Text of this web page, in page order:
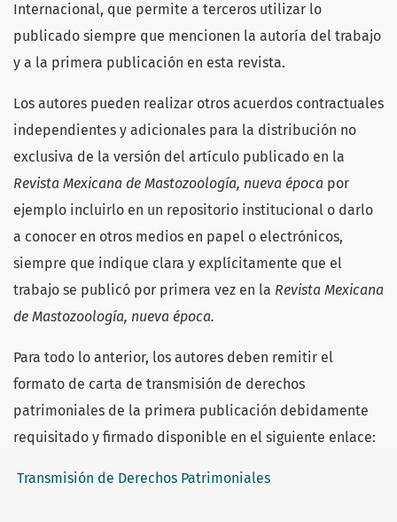
Internacional, que permite a terceros utilizar lo
publicado siempre que mencionen la autoría del trabajo
y a la primera publicación en esta revista.
Los autores pueden realizar otros acuerdos contractuales
independientes y adicionales para la distribución no
exclusiva de la versión del artículo publicado en la
Revista Mexicana de Mastozoología, nueva época por
ejemplo incluirlo en un repositorio institucional o darlo
a conocer en otros medios en papel o electrónicos,
siempre que indique clara y explícitamente que el
trabajo se publicó por primera vez en la Revista Mexicana
de Mastozoología, nueva época.
Para todo lo anterior, los autores deben remitir el
formato de carta de transmisión de derechos
patrimoniales de la primera publicación debidamente
requisitado y firmado disponible en el siguiente enlace:
Transmisión de Derechos Patrimoniales